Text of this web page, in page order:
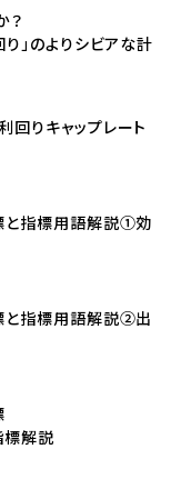
？
」のよりシビアな計
回りキャップレート
と指標用語解説①効
と指標用語解説②出
標解説